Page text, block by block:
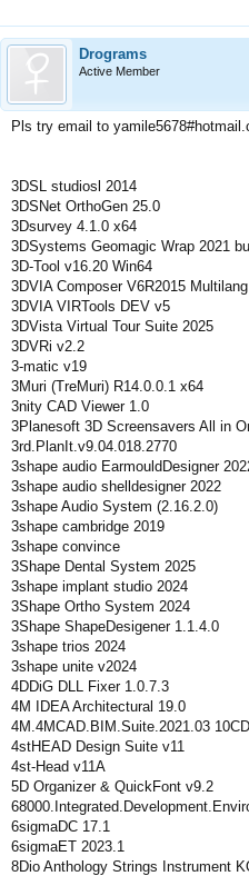
Drograms
Active Member
Pls try email to
3DSL studiosl 2014
3DSNet OrthoGen 25.0
3Dsurvey 4.1.0 x64
3DSystems Geomagic Wrap 2021
3D-Tool v16.20 Win64
3DVIA Composer V6R2015
3DVIA VIRTools DEV v5
3DVista Virtual Tour Suite 2025
3DVRi v2.2
3-matic v19
3Muri (TreMuri) R14.0.0.1 x64
3nity CAD Viewer 1.0
3Planesoft 3D Screensavers All in
3rd.PlanIt.v9.04.018.2770
3shape audio EarmouldDesigner
3shape audio shelldesigner 2022
3shape Audio System (2.16.2.0)
3shape cambridge 2019
3shape convince
3Shape Dental System 2025
3shape implant studio 2024
3Shape Ortho System 2024
3Shape ShapeDesigener 1.1.4.0
3shape trios 2024
3shape unite v2024
4DDiG DLL Fixer 1.0.7.3
4M IDEA Architectural 19.0
4M.4MCAD.BIM.Suite.2021.03
4stHEAD Design Suite v11
4st-Head v11A
5D Organizer & QuickFont v9.2
6sigmaDC 17.1
6sigmaET 2023.1
8Dio Anthology Strings Instrument